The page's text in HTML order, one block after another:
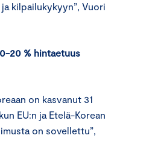
kilpailukykyyn”, Vuori
20 % hintaetuus
on kasvanut 31
EU:n ja Etelä-Korean
on sovellettu”,